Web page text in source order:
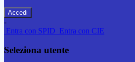
-
Entra con SPID Entra con CIE
Seleziona utente